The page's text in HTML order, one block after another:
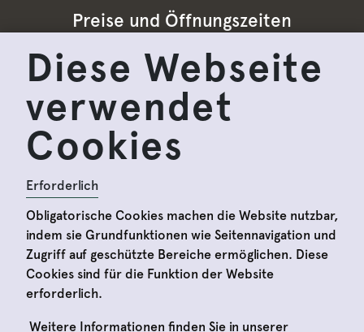
Diese Webseite
verwendet
Cookies
Erforderlich
Obligatorische Cookies machen die Website nutzbar,
indem sie Grundfunktionen wie Seitennavigation und
Zugriff auf geschützte Bereiche ermöglichen. Diese
Cookies sind für die Funktion der Website
erforderlich.
Weitere Informationen finden Sie in unserer
Preise und Öffnungszeiten
Impressum
Datenschutzbestimmungen
Allgemeine Geschäftsbedingungen
www.domquartier.at